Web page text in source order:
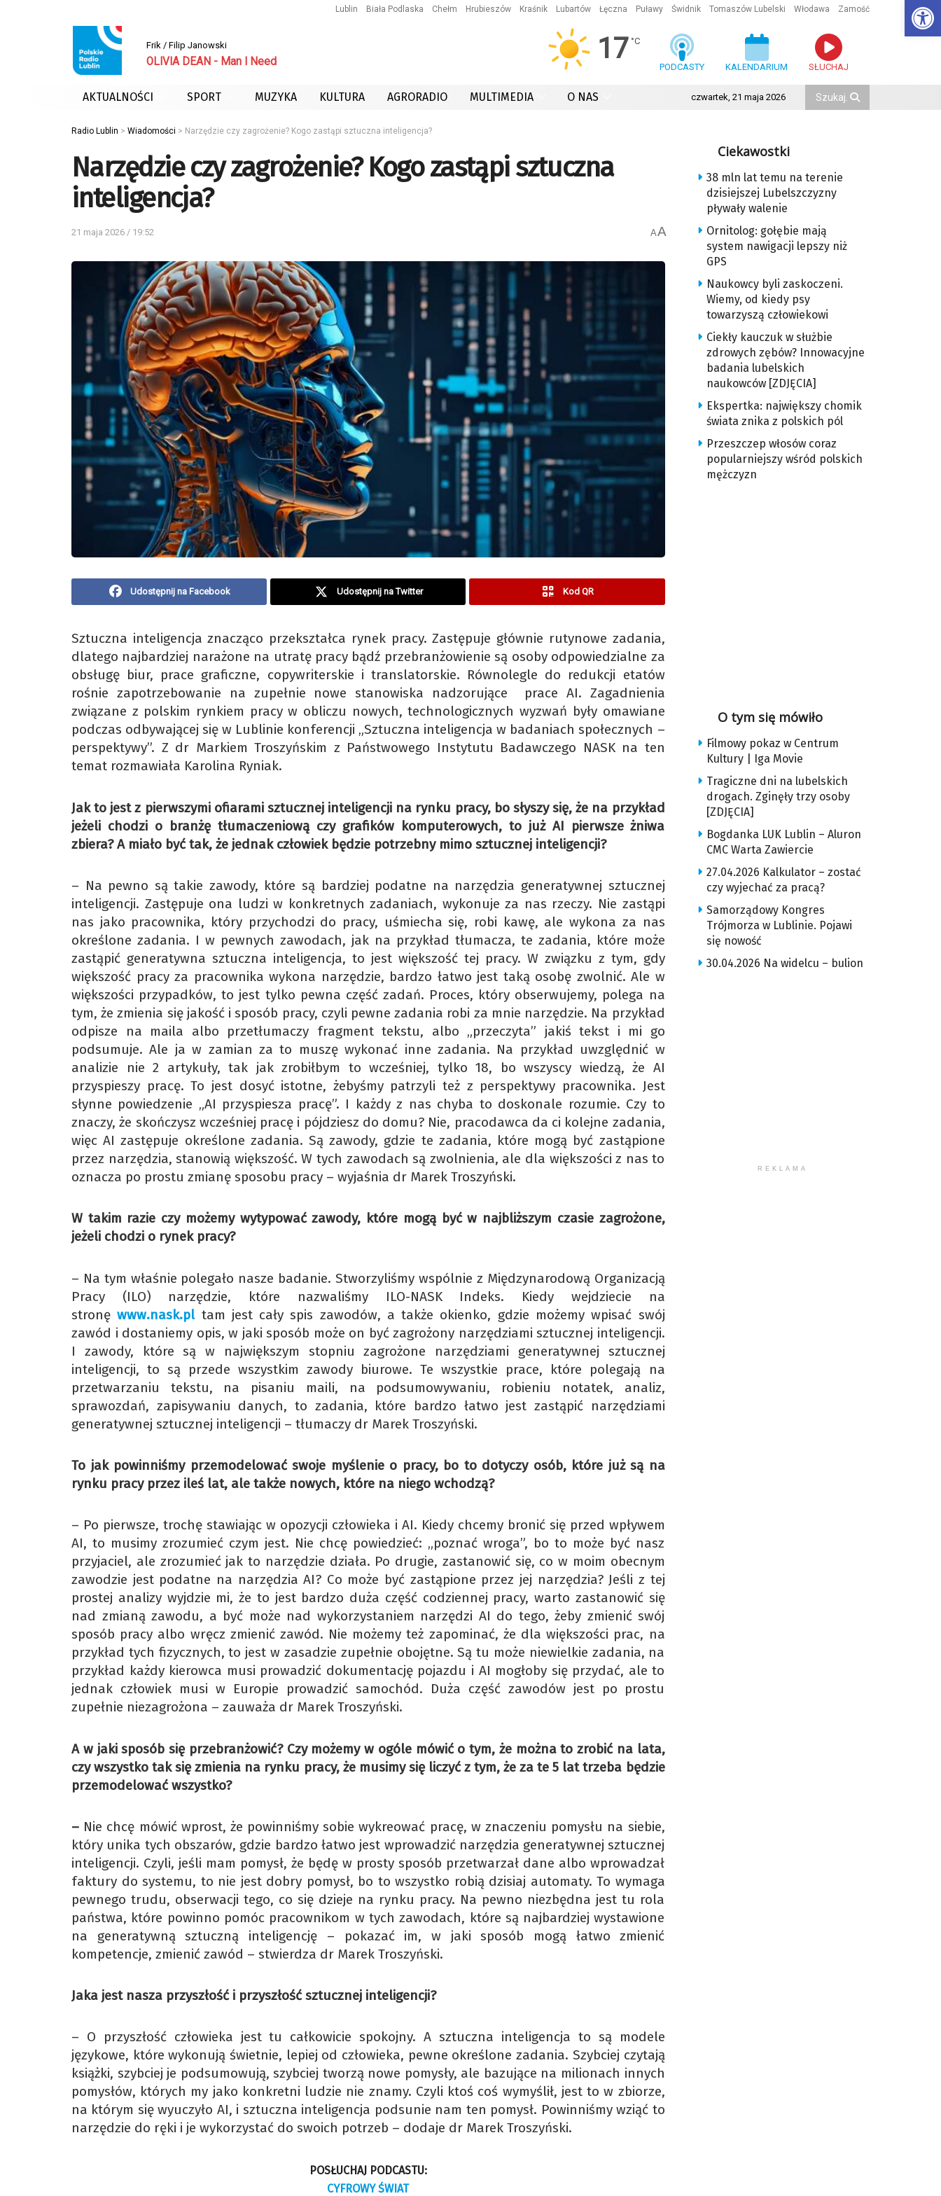
Lublin Biała Podlaska Chełm Hrubieszów Kraśnik Lubartów Łęczna Puławy Świdnik Tomaszów Lubelski Włodawa Zamość
Frik / Filip Janowski
OLIVIA DEAN - Man I Need 17 °C
PODCASTY KALENDARIUM SŁUCHAJ
AKTUALNOŚCI SPORT MUZYKA KULTURA AGRORADIO MULTIMEDIA O NAS czwartek, 21 maja 2026
Radio Lublin > Wiadomości > Narzędzie czy zagrożenie? Kogo zastąpi sztuczna inteligencja?
Narzędzie czy zagrożenie? Kogo zastąpi sztuczna
inteligencja?
21 maja 2026 / 19:52 AA
Udostępnij na Facebook Udostępnij na Twitter Kod QR
Sztuczna inteligencja znacząco przekształca rynek pracy. Zastępuje głównie rutynowe zadania,
dlatego najbardziej narażone na utratę pracy bądź przebranżowienie są osoby odpowiedzialne za
obsługę biur, prace graficzne, copywriterskie i translatorskie. Równolegle do redukcji etatów
rośnie zapotrzebowanie na zupełnie nowe stanowiska nadzorujące prace AI. Zagadnienia
związane z polskim rynkiem pracy w obliczu nowych, technologicznych wyzwań były omawiane
podczas odbywającej się w Lublinie konferencji „Sztuczna inteligencja w badaniach społecznych –
perspektywy”. Z dr Markiem Troszyńskim z Państwowego Instytutu Badawczego NASK na ten
temat rozmawiała Karolina Ryniak.
Jak to jest z pierwszymi ofiarami sztucznej inteligencji na rynku pracy, bo słyszy się, że na przykład
jeżeli chodzi o branżę tłumaczeniową czy grafików komputerowych, to już AI pierwsze żniwa
zbiera? A miało być tak, że jednak człowiek będzie potrzebny mimo sztucznej inteligencji?
– Na pewno są takie zawody, które są bardziej podatne na narzędzia generatywnej sztucznej
inteligencji. Zastępuje ona ludzi w konkretnych zadaniach, wykonuje za nas rzeczy. Nie zastąpi
nas jako pracownika, który przychodzi do pracy, uśmiecha się, robi kawę, ale wykona za nas
określone zadania. I w pewnych zawodach, jak na przykład tłumacza, te zadania, które może
zastąpić generatywna sztuczna inteligencja, to jest większość tej pracy. W związku z tym, gdy
większość pracy za pracownika wykona narzędzie, bardzo łatwo jest taką osobę zwolnić. Ale w
większości przypadków, to jest tylko pewna część zadań. Proces, który obserwujemy, polega na
tym, że zmienia się jakość i sposób pracy, czyli pewne zadania robi za mnie narzędzie. Na przykład
odpisze na maila albo przetłumaczy fragment tekstu, albo „przeczyta” jakiś tekst i mi go
podsumuje. Ale ja w zamian za to muszę wykonać inne zadania. Na przykład uwzględnić w
analizie nie 2 artykuły, tak jak zrobiłbym to wcześniej, tylko 18, bo wszyscy wiedzą, że AI
przyspieszy pracę. To jest dosyć istotne, żebyśmy patrzyli też z perspektywy pracownika. Jest
słynne powiedzenie „AI przyspiesza pracę”. I każdy z nas chyba to doskonale rozumie. Czy to
znaczy, że skończysz wcześniej pracę i pójdziesz do domu? Nie, pracodawca da ci kolejne zadania,
więc AI zastępuje określone zadania. Są zawody, gdzie te zadania, które mogą być zastąpione
przez narzędzia, stanowią większość. W tych zawodach są zwolnienia, ale dla większości z nas to
oznacza po prostu zmianę sposobu pracy – wyjaśnia dr Marek Troszyński.
W takim razie czy możemy wytypować zawody, które mogą być w najbliższym czasie zagrożone,
jeżeli chodzi o rynek pracy?
– Na tym właśnie polegało nasze badanie. Stworzyliśmy wspólnie z Międzynarodową Organizacją
Pracy (ILO) narzędzie, które nazwaliśmy ILO-NASK Indeks. Kiedy wejdziecie na
stronęwww.nask.pltam jest cały spis zawodów, a także okienko, gdzie możemy wpisać swój
zawód i dostaniemy opis, w jaki sposób może on być zagrożony narzędziami sztucznej inteligencji.
I zawody, które są w największym stopniu zagrożone narzędziami generatywnej sztucznej
inteligencji, to są przede wszystkim zawody biurowe. Te wszystkie prace, które polegają na
przetwarzaniu tekstu, na pisaniu maili, na podsumowywaniu, robieniu notatek, analiz,
sprawozdań, zapisywaniu danych, to zadania, które bardzo łatwo jest zastąpić narzędziami
generatywnej sztucznej inteligencji – tłumaczy dr Marek Troszyński.
To jak powinniśmy przemodelować swoje myślenie o pracy, bo to dotyczy osób, które już są na
rynku pracy przez ileś lat, ale także nowych, które na niego wchodzą?
– Po pierwsze, trochę stawiając w opozycji człowieka i AI. Kiedy chcemy bronić się przed wpływem
AI, to musimy zrozumieć czym jest. Nie chcę powiedzieć: „poznać wroga”, bo to może być nasz
przyjaciel, ale zrozumieć jak to narzędzie działa. Po drugie, zastanowić się, co w moim obecnym
zawodzie jest podatne na narzędzia AI? Co może być zastąpione przez jej narzędzia? Jeśli z tej
prostej analizy wyjdzie mi, że to jest bardzo duża część codziennej pracy, warto zastanowić się
nad zmianą zawodu, a być może nad wykorzystaniem narzędzi AI do tego, żeby zmienić swój
sposób pracy albo wręcz zmienić zawód. Nie możemy też zapominać, że dla większości prac, na
przykład tych fizycznych, to jest w zasadzie zupełnie obojętne. Są tu może niewielkie zadania, na
przykład każdy kierowca musi prowadzić dokumentację pojazdu i AI mogłoby się przydać, ale to
jednak człowiek musi w Europie prowadzić samochód. Duża część zawodów jest po prostu
zupełnie niezagrożona – zauważa dr Marek Troszyński.
A w jaki sposób się przebranżowić? Czy możemy w ogóle mówić o tym, że można to zrobić na lata,
czy wszystko tak się zmienia na rynku pracy, że musimy się liczyć z tym, że za te 5 lat trzeba będzie
przemodelować wszystko?
– Nie chcę mówić wprost, że powinniśmy sobie wykreować pracę, w znaczeniu pomysłu na siebie,
który unika tych obszarów, gdzie bardzo łatwo jest wprowadzić narzędzia generatywnej sztucznej
inteligencji. Czyli, jeśli mam pomysł, że będę w prosty sposób przetwarzał dane albo wprowadzał
faktury do systemu, to nie jest dobry pomysł, bo to wszystko robią dzisiaj automaty. To wymaga
pewnego trudu, obserwacji tego, co się dzieje na rynku pracy. Na pewno niezbędna jest tu rola
państwa, które powinno pomóc pracownikom w tych zawodach, które są najbardziej wystawione
na generatywną sztuczną inteligencję – pokazać im, w jaki sposób mogą łatwo zmienić
kompetencje, zmienić zawód – stwierdza dr Marek Troszyński.
Jaka jest nasza przyszłość i przyszłość sztucznej inteligencji?
– O przyszłość człowieka jest tu całkowicie spokojny. A sztuczna inteligencja to są modele
językowe, które wykonują świetnie, lepiej od człowieka, pewne określone zadania. Szybciej czytają
książki, szybciej je podsumowują, szybciej tworzą nowe pomysły, ale bazujące na milionach innych
pomysłów, których my jako konkretni ludzie nie znamy. Czyli ktoś coś wymyślił, jest to w zbiorze,
na którym się wyuczyło AI, i sztuczna inteligencja podsunie nam ten pomysł. Powinniśmy wziąć to
narzędzie do ręki i je wykorzystać do swoich potrzeb – dodaje dr Marek Troszyński.
POSŁUCHAJ PODCASTU:
CYFROWY ŚWIAT
Ciekawostki
38 mln lat temu na terenie
dzisiejszej Lubelszczyzny
pływały walenie
Ornitolog: gołębie mają
system nawigacji lepszy niż
GPS
Naukowcy byli zaskoczeni.
Wiemy, od kiedy psy
towarzyszą człowiekowi
Ciekły kauczuk w służbie
zdrowych zębów? Innowacyjne
badania lubelskich
naukowców [ZDJĘCIA]
Ekspertka: największy chomik
świata znika z polskich pól
Przeszczep włosów coraz
popularniejszy wśród polskich
mężczyzn
O tym się mówiło
Filmowy pokaz w Centrum
Kultury | Iga Movie
Tragiczne dni na lubelskich
drogach. Zginęły trzy osoby
[ZDJĘCIA]
Bogdanka LUK Lublin – Aluron
CMC Warta Zawiercie
27.04.2026 Kalkulator – zostać
czy wyjechać za pracą?
Samorządowy Kongres
Trójmorza w Lublinie. Pojawi
się nowość
30.04.2026 Na widelcu – bulion
REKLAMA